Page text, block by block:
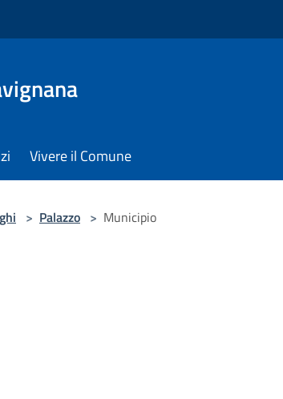
Vivere il Comune
> Palazzo > Municipio